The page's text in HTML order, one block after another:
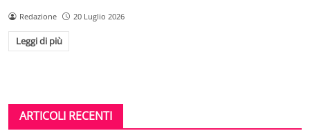
Redazione 20 Luglio 2026
Leggi di più
ARTICOLI RECENTI